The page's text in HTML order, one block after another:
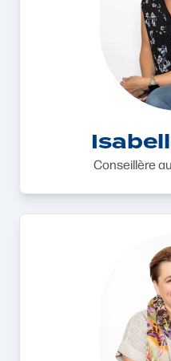
Conseillère